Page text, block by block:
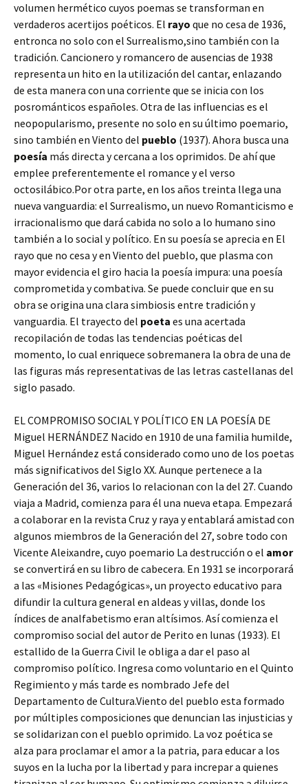
volumen hermético cuyos poemas se transforman en
verdaderos acertijos poéticos. El rayo que no cesa de 1936,
entronca no solo con el Surrealismo,sino también con la
tradición. Cancionero y romancero de ausencias de 1938
representa un hito en la utilización del cantar, enlazando
de esta manera con una corriente que se inicia con los
posrománticos españoles. Otra de las influencias es el
neopopularismo, presente no solo en su último poemario,
sino también en Viento del pueblo (1937). Ahora busca una
poesía más directa y cercana a los oprimidos. De ahí que
emplee preferentemente el romance y el verso
octosilábico.Por otra parte, en los años treinta llega una
nueva vanguardia: el Surrealismo, un nuevo Romanticismo e
irracionalismo que dará cabida no solo a lo humano sino
también a lo social y político. En su poesía se aprecia en El
rayo que no cesa y en Viento del pueblo, que plasma con
mayor evidencia el giro hacia la poesía impura: una poesía
comprometida y combativa. Se puede concluir que en su
obra se origina una clara simbiosis entre tradición y
vanguardia. El trayecto del poeta es una acertada
recopilación de todas las tendencias poéticas del
momento, lo cual enriquece sobremanera la obra de una de
las figuras más representativas de las letras castellanas del
siglo pasado.
EL COMPROMISO SOCIAL Y POLÍTICO EN LA POESÍA DE
Miguel HERNÁNDEZ Nacido en 1910 de una familia humilde,
Miguel Hernández está considerado como uno de los poetas
más significativos del Siglo XX. Aunque pertenece a la
Generación del 36, varios lo relacionan con la del 27. Cuando
viaja a Madrid, comienza para él una nueva etapa. Empezará
a colaborar en la revista Cruz y raya y entablará amistad con
algunos miembros de la Generación del 27, sobre todo con
Vicente Aleixandre, cuyo poemario La destrucción o el amor
se convertirá en su libro de cabecera. En 1931 se incorporará
a las «Misiones Pedagógicas», un proyecto educativo para
difundir la cultura general en aldeas y villas, donde los
índices de analfabetismo eran altísimos. Así comienza el
compromiso social del autor de Perito en lunas (1933). El
estallido de la Guerra Civil le obliga a dar el paso al
compromiso político. Ingresa como voluntario en el Quinto
Regimiento y más tarde es nombrado Jefe del
Departamento de Cultura.Viento del pueblo esta formado
por múltiples composiciones que denuncian las injusticias y
se solidarizan con el pueblo oprimido. La voz poética se
alza para proclamar el amor a la patria, para educar a los
suyos en la lucha por la libertad y para increpar a quienes